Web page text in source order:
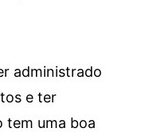
administrado
e ter
tem uma boa